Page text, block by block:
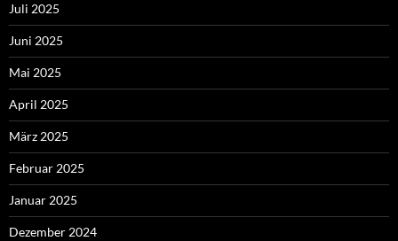
Juli 2025
Juni 2025
Mai 2025
April 2025
März 2025
Februar 2025
Januar 2025
Dezember 2024